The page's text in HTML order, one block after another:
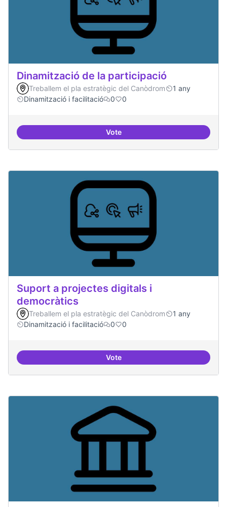
Dinamització de la participació
Treballem el pla estratègic del Canòdrom
1 any
Dinamització i facilitació
0 0
VoteDinamització de la participació
Suport a projectes digitals i
democràtics
Treballem el pla estratègic del Canòdrom
1 any
Dinamització i facilitació
0 0
VoteSuport a projectes digitals i